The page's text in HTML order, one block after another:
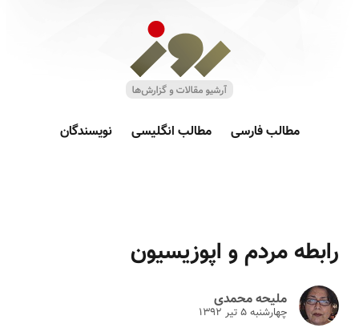
مطالب فارسی مطالب انگلیسی نویسندگان
رابطه مردم و اپوزیسیون
ملیحه محمدی
چهارشنبه ۵ تير ۱۳۹۲